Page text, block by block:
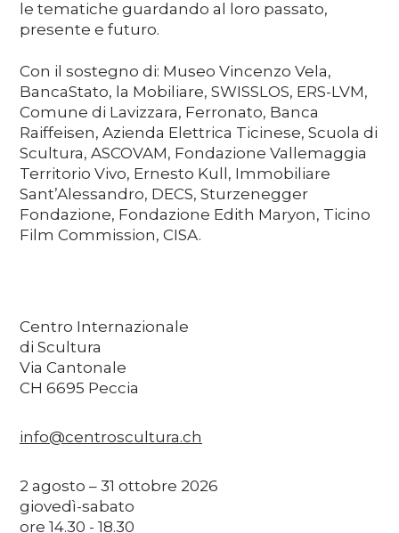
le tematiche guardando al loro passato,
presente e futuro.
Con il sostegno di: Museo Vincenzo Vela,
BancaStato, la Mobiliare, SWISSLOS, ERS-LVM,
Comune di Lavizzara, Ferronato, Banca
Raiffeisen, Azienda Elettrica Ticinese, Scuola di
Scultura, ASCOVAM, Fondazione Vallemaggia
Territorio Vivo, Ernesto Kull, Immobiliare
Sant’Alessandro, DECS, Sturzenegger
Fondazione, Fondazione Edith Maryon, Ticino
Film Commission, CISA.
Centro Internazionale
di Scultura
Via Cantonale
CH 6695 Peccia
info@centroscultura.ch
2 agosto – 31 ottobre 2026
giovedì-sabato
ore 14.30 - 18.30